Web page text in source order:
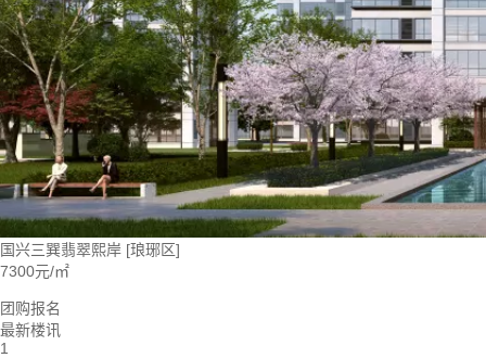
国兴三巽翡翠熙岸 [琅琊区]
7300元/㎡
团购报名
最新楼讯
1